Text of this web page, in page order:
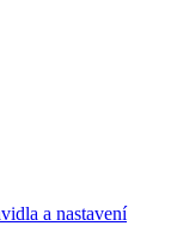
a nastavení